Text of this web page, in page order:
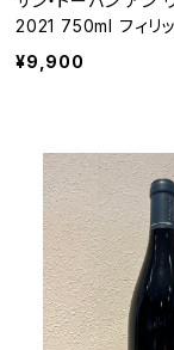
2021 750ml フィリッ
¥9,900